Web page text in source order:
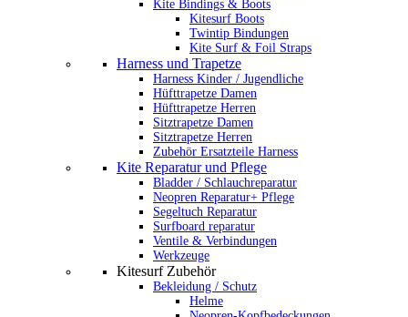
Kite Bindings & Boots
Kitesurf Boots
Twintip Bindungen
Kite Surf & Foil Straps
Harness und Trapetze
Harness Kinder / Jugendliche
Hüfttrapetze Damen
Hüfttrapetze Herren
Sitztrapetze Damen
Sitztrapetze Herren
Zubehör Ersatzteile Harness
Kite Reparatur und Pflege
Bladder / Schlauchreparatur
Neopren Reparatur+ Pflege
Segeltuch Reparatur
Surfboard reparatur
Ventile & Verbindungen
Werkzeuge
Kitesurf Zubehör
Bekleidung / Schutz
Helme